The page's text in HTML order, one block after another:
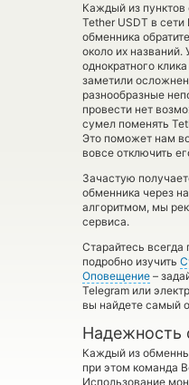
Каждый из пунктов
Tether USDT в
обменника
около их
однократного
заметили
разнообразные
провести нет
сумел поменять
Это поможет нам
вовсе отключить
Зачастую
обменника через
алгоритмом, мы
сервиса.
Старайтесь
подробно изучить
Оповещение –
Telegram или
вы найдете самый
Надежность
Каждый из
при этом команда
Использование